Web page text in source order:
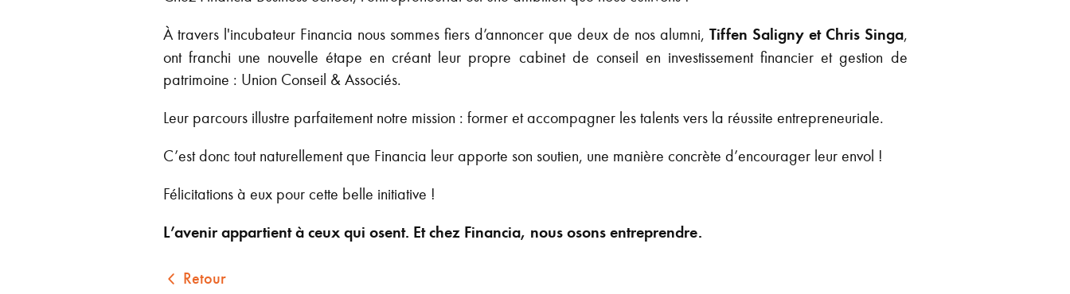
À travers l'incubateur Financia nous sommes fiers d’annoncer que deux de nos alumni, Tiffen Saligny et Chris Singa,
ont franchi une nouvelle étape en créant leur propre cabinet de conseil en investissement financier et gestion de
patrimoine : Union Conseil & Associés.
Leur parcours illustre parfaitement notre mission : former et accompagner les talents vers la réussite entrepreneuriale.
C’est donc tout naturellement que Financia leur apporte son soutien, une manière concrète d’encourager leur envol !
Félicitations à eux pour cette belle initiative !
L’avenir appartient à ceux qui osent. Et chez Financia, nous osons entreprendre.
Retour